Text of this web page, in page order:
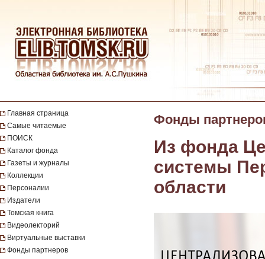
Главная страница
Самые читаемые
ПОИСК
Каталог фонда
Газеты и журналы
Коллекции
Персоналии
Издатели
Томская книга
Видеолекторий
Виртуальные выставки
Фонды партнеров
Фонды
Из фонда
системы
области